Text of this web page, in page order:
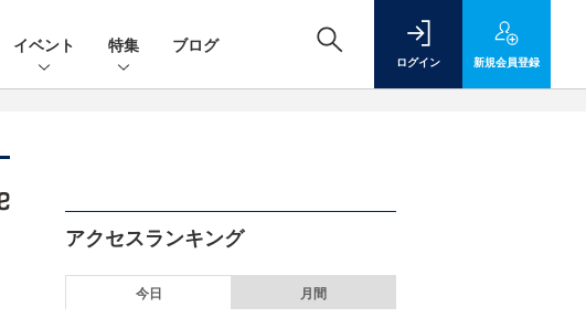
イベント 特集 ブログ
ログイン 新規会員登録
アクセスランキング
今日 月間